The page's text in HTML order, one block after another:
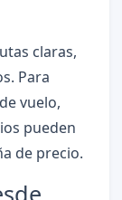
claras,
Para
vuelo,
pueden
de precio.